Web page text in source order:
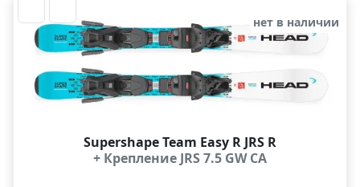
нет в наличии
Supershape Team Easy R JRS R
+ Крепление JRS 7.5 GW CA